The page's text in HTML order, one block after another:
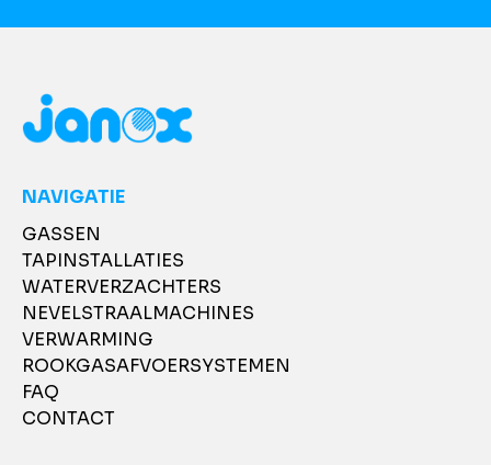
NAVIGATIE
GASSEN
TAPINSTALLATIES
WATERVERZACHTERS
NEVELSTRAALMACHINES
VERWARMING
ROOKGASAFVOERSYSTEMEN
FAQ
CONTACT